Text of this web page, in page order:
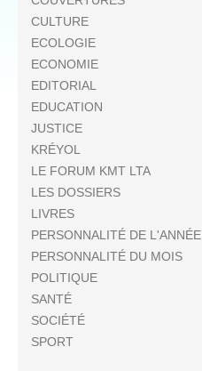
CULTURE
ECOLOGIE
ECONOMIE
EDITORIAL
EDUCATION
JUSTICE
KRÉYOL
LE FORUM KMT LTA
LES DOSSIERS
LIVRES
PERSONNALITÉ DE L'ANNÉE
PERSONNALITÉ DU MOIS
POLITIQUE
SANTÉ
SOCIÉTÉ
SPORT